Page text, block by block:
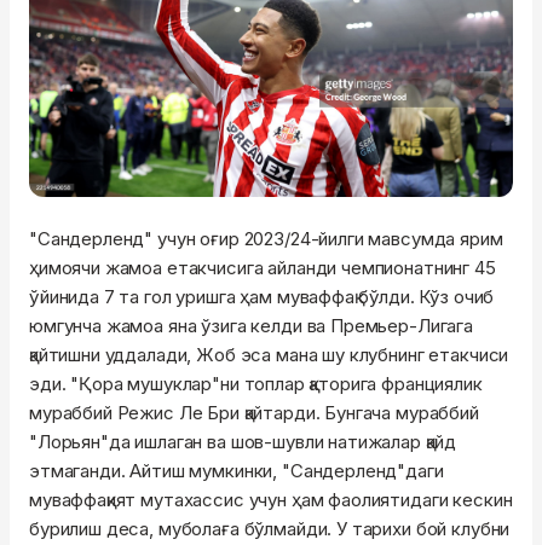
"Сандерленд" учун оғир 2023/24-йилги мавсумда ярим
ҳимоячи жамоа етакчисига айланди чемпионатнинг 45
ўйинида 7 та гол уришга ҳам муваффақ бўлди. Кўз очиб
юмгунча жамоа яна ўзига келди ва Премьер-Лигага
қайтишни уддалади, Жоб эса мана шу клубнинг етакчиси
эди. "Қора мушуклар"ни топлар қаторига франциялик
мураббий Режис Ле Бри қайтарди. Бунгача мураббий
"Лорьян"да ишлаган ва шов-шувли натижалар қайд
этмаганди. Айтиш мумкинки, "Сандерленд"даги
муваффақият мутахассис учун ҳам фаолиятидаги кескин
бурилиш деса, муболаға бўлмайди. У тарихи бой клубни